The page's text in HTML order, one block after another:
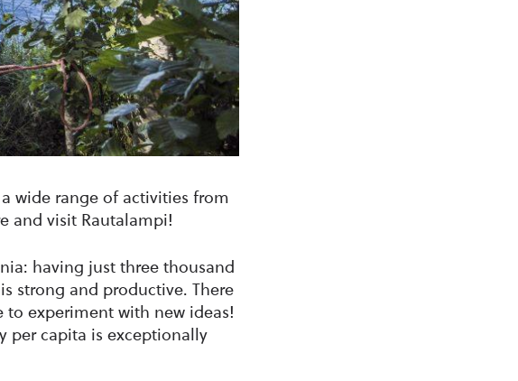
wide range of activities from
and visit Rautalampi!
having just three thousand
strong and productive. There
experiment with new ideas!
per capita is exceptionally